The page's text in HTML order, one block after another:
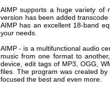
AIMP supports a huge variety of
version has been added
AIMP has an excellent 18-band
your needs.
AIMP - is a multifunctional audio
music from one format to
device, edit tags of MP3, OGG,
files. The program was created
focused the best and even more.